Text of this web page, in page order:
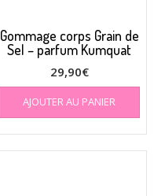
Gommage corps Grain de
Sel – parfum Kumquat
29,90€
AJOUTER AU PANIER